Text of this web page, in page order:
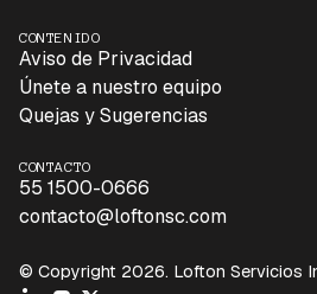
CONTENIDO
Aviso de Privacidad
Únete a nuestro equipo
Quejas y Sugerencias
CONTACTO
55 1500-0666
contacto@loftonsc.com
© Copyright 2026. Lofton Servicios